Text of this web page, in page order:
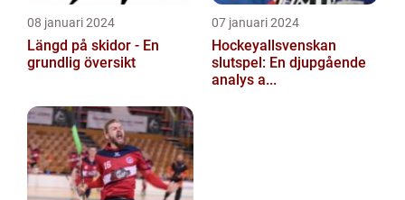
08 januari 2024
Längd på skidor - En
grundlig översikt
07 januari 2024
Hockeyallsvenskan
slutspel: En djupgående
analys a...